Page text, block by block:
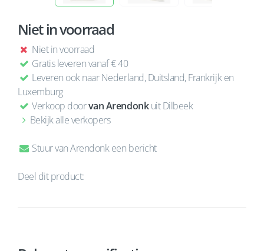
Niet in voorraad
Niet in voorraad
Gratis leveren vanaf € 40
Leveren ook naar Nederland, Duitsland, Frankrijk en
Luxemburg
Verkoop doorvan Arendonkuit Dilbeek
Bekijk alle verkopers
Stuur van Arendonk een bericht
Deel dit product: